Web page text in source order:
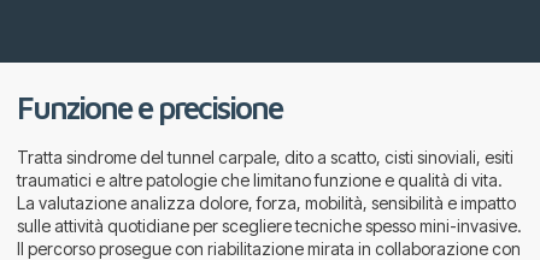
Funzione e precisione
Tratta sindrome del tunnel carpale, dito a scatto, cisti sinoviali, esiti
traumatici e altre patologie che limitano funzione e qualità di vita.
La valutazione analizza dolore, forza, mobilità, sensibilità e impatto
sulle attività quotidiane per scegliere tecniche spesso mini-invasive.
Il percorso prosegue con riabilitazione mirata in collaborazione con